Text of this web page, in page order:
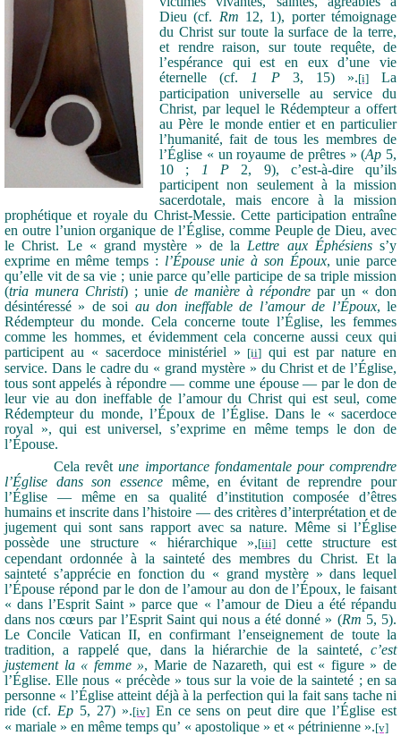
Dieu (cf. Rm 12, 1), porter témoignage
du Christ sur toute la surface de la terre,
et rendre raison, sur toute requête, de
l’espérance qui est en eux d’une vie
éternelle (cf. 1 P 3, 15) ».[i]La
participation universelle au service du
Christ, par lequel le Rédempteur a offert
au Père le monde entier et en particulier
l’humanité, fait de tous les membres de
l’Église « un royaume de prêtres » (Ap 5,
10 ;
1 P2, 9), c’est-à-dire qu’ils
participent non seulement à la mission
sacerdotale, mais encore à la mission
prophétique et royale du Christ-Messie. Cette participation entraîne
en outre l’union organique de l’Église, comme Peuple de Dieu, avec
le Christ. Le « grand mystère » de la Lettre aux Éphésienss’y
exprime en même temps : l’Épouse unie à son Époux, unie parce
qu’elle vit de sa vie ; unie parce qu’elle participe de sa triple mission
(tria munera Christi) ; unie de manière à répondre par un « don
désintéressé » de soi au don ineffable de l’amour de l’Époux, le
Rédempteur du monde. Cela concerne toute l’Église, les femmes
comme les hommes, et évidemment cela concerne aussi ceux qui
participent au « sacerdoce ministériel » [ii] qui est par nature en
service. Dans le cadre du « grand mystère » du Christ et de l’Église,
tous sont appelés à répondre — comme une épouse — par le don de
leur vie au don ineffable de l’amour du Christ qui est seul, come
Rédempteur du monde, l’Époux de l’Église. Dans le « sacerdoce
royal », qui est universel, s’exprime en même temps le don de
l’Épouse.
Cela revêtune importance fondamentale pour comprendre
l’Église dans son essence même, en évitant de reprendre pour
l’Église — même en sa qualité d’institution composée d’êtres
humains et inscrite dans l’histoire — des critères d’interprétation et de
jugement qui sont sans rapport avec sa nature. Même si l’Église
possède une structure « hiérarchique »,[iii] cette structure est
cependant ordonnée à la sainteté des membres du Christ. Et la
sainteté s’apprécie en fonction du « grand mystère » dans lequel
l’Épouse répond par le don de l’amour au don de l’Époux, le faisant
« dans l’Esprit Saint » parce que « l’amour de Dieu a été répandu
dans nos cœurs par l’Esprit Saint qui nous a été donné » (Rm 5, 5).
Le Concile Vatican II, en confirmant l’enseignement de toute la
tradition, a rappelé que, dans la hiérarchie de la sainteté, c’est
justement la « femme », Marie de Nazareth, qui est « figure » de
l’Église. Elle nous « précède » tous sur la voie de la sainteté ; en sa
personne « l’Église atteint déjà à la perfection qui la fait sans tache ni
ride (cf. Ep5, 27) ».[iv]En ce sens on peut dire que l’Église est
« mariale » en même temps qu’ « apostolique » et « pétrinienne ».[v]